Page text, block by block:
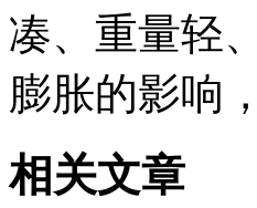
凑、重量轻
膨胀的影响
相关文章